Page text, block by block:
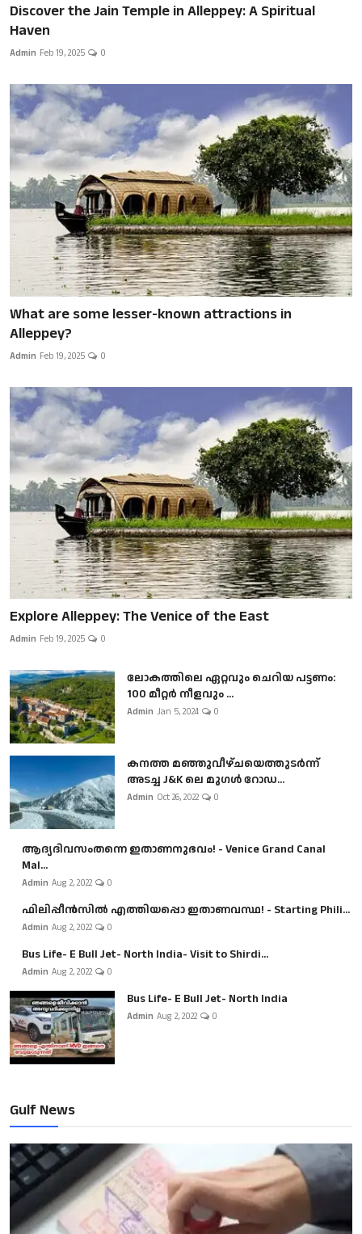
Discover the Jain Temple in Alleppey: A Spiritual
Haven
Admin Feb 19, 2025 0
What are some lesser-known attractions in
Alleppey?
Admin Feb 19, 2025 0
Explore Alleppey: The Venice of the East
Admin Feb 19, 2025 0
ലോകത്തിലെ ഏറ്റവും ചെറിയ പട്ടണം:
100 മീറ്റർ നീളവും ...
Admin Jan 5, 2024 0
കനത്ത മഞ്ഞുവീഴ്ചയെത്തുടർന്ന്
അടച്ച J&K ലെ മുഗൾ റോഡ...
Admin Oct 26, 2022 0
ആദ്യദിവസംതന്നെ ഇതാണനുഭവം! - Venice Grand Canal
Mal...
Admin Aug 2, 2022 0
ഫിലിപ്പീൻസിൽ എത്തിയപ്പൊ ഇതാണവസ്ഥ! - Starting Phili...
Admin Aug 2, 2022 0
Bus Life- E Bull Jet- North India- Visit to Shirdi...
Admin Aug 2, 2022 0
Bus Life- E Bull Jet- North India
Admin Aug 2, 2022 0
Gulf News